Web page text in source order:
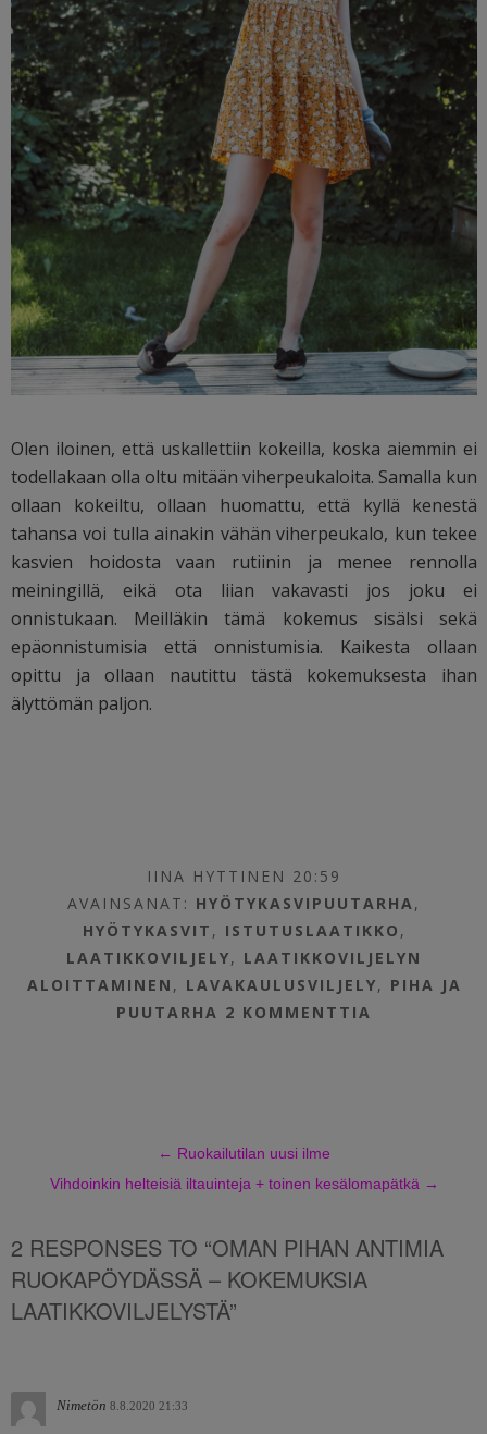
Olen iloinen, että uskallettiin kokeilla, koska aiemmin ei
todellakaan olla oltu mitään viherpeukaloita. Samalla kun
ollaan kokeiltu, ollaan huomattu, että kyllä kenestä
tahansa voi tulla ainakin vähän viherpeukalo, kun tekee
kasvien hoidosta vaan rutiinin ja menee rennolla
meiningillä, eikä ota liian vakavasti jos joku ei
onnistukaan. Meilläkin tämä kokemus sisälsi sekä
epäonnistumisia että onnistumisia. Kaikesta ollaan
opittu ja ollaan nautittu tästä kokemuksesta ihan
älyttömän paljon.
IINA HYTTINEN 20:59
AVAINSANAT: HYÖTYKASVIPUUTARHA,
HYÖTYKASVIT , ISTUTUSLAATIKKO ,
LAATIKKOVILJELY, LAATIKKOVILJELYN
ALOITTAMINEN , LAVAKAULUSVILJELY, PIHA JA
PUUTARHA 2 KOMMENTTIA
← Ruokailutilan uusi ilme
Vihdoinkin helteisiä iltauinteja + toinen kesälomapätkä →
2 RESPONSES TO “OMAN PIHAN ANTIMIA
RUOKAPÖYDÄSSÄ – KOKEMUKSIA
LAATIKKOVILJELYSTÄ”
Nimetön 8.8.2020 21:33